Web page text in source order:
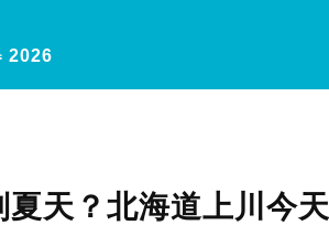
2026
夏天？北海道上川今